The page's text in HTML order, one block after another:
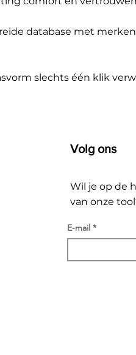
database met
slechts één klik
Volg ons
Wil je op de
van onze
E-mail